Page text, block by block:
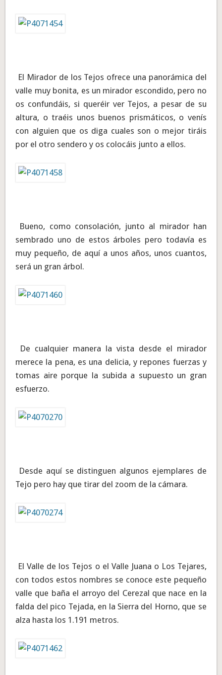
El Mirador de los Tejos ofrece una panorámica del
valle muy bonita, es un mirador escondido, pero no
os confundáis, si queréir ver Tejos, a pesar de su
altura, o traéis unos buenos prismáticos, o venís
con alguien que os diga cuales son o mejor tiráis
por el otro sendero y os colocáis junto a ellos.
Bueno, como consolación, junto al mirador han
sembrado uno de estos árboles pero todavía es
muy pequeño, de aquí a unos años, unos cuantos,
será un gran árbol.
De cualquier manera la vista desde el mirador
merece la pena, es una delicia, y repones fuerzas y
tomas aire porque la subida a supuesto un gran
esfuerzo.
Desde aquí se distinguen algunos ejemplares de
Tejo pero hay que tirar del zoom de la cámara.
El Valle de los Tejos o el Valle Juana o Los Tejares,
con todos estos nombres se conoce este pequeño
valle que baña el arroyo del Cerezal que nace en la
falda del pico Tejada, en la Sierra del Horno, que se
alza hasta los 1.191 metros.